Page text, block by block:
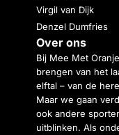
Virgil van Dijk
Denzel Dumfries
Over ons
Bij Mee Met
brengen van het
elftal – van de
Maar we gaan
ook andere
uitblinken. Als